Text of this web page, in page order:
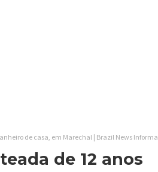
de casa, em Marechal | Brazil News Informa
de 12 anos